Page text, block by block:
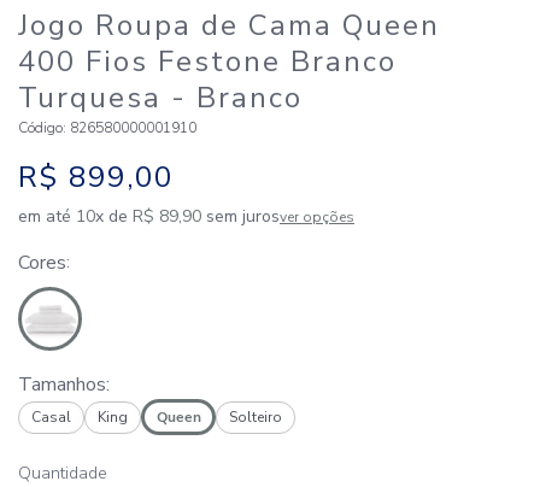
Jogo Roupa de Cama Queen
400 Fios Festone Branco
Turquesa - Branco
Código: 826580000001910
R$ 899,00
em até 10x de R$ 89,90 sem jurosver opções
Cores
Tamanhos:
Casal King Queen Solteiro
Quantidade